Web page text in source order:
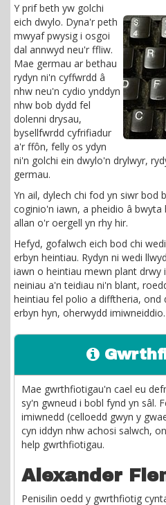
Y prif beth yw golchi
eich dwylo. Dyna'r peth
mwyaf pwysig i osgoi
dal annwyd neu'r ffliw.
Mae germau ar bethau
rydyn ni'n cyffwrdd â
nhw neu'n cydio ynddyn
nhw bob dydd fel
dolenni drysau,
bysellfwrdd cyfrifiadur
a'r ffôn, felly os ydyn
ni'n golchi ein dwylo'n drylwyr,
germau.
Yn ail, dylech chi fod yn siwr bod
coginio'n iawn, a pheidio â bwyta
allan o'r oergell yn rhy hir.
Hefyd, gofalwch eich bod chi
erbyn heintiau. Rydyn ni wedi
iawn o heintiau mewn plant drwy
neiniau a'n teidiau ni'n blant,
heintiau fel polio a difftheria, ond
erbyn hyn, oherwydd imiwneiddio.
Mae gwrthfiotigau'n cael eu
sy'n gwneud i bobl fynd yn sâl.
imiwnedd (celloedd gwyn y
cyn iddyn nhw achosi salwch,
help gwrthfiotigau.
Alexander
Penisilin oedd y gwrthfiotig